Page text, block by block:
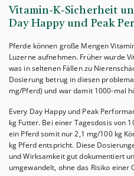
Vitamin-K-Sicherheit
Day Happy und Peak
Pferde können große Mengen
Luzerne aufnehmen. Früher wurde
was in seltenen Fällen zu
Dosierung betrug in diesen
mg/Pferd) und war damit 1000-mal
Every Day Happy und Peak
kg Futter. Bei einer Tagesdosis von
ein Pferd somit nur 2,1 mg/100 kg
kg Pferd entspricht. Diese
und Wirksamkeit gut dokumentiert
umgewandelt, ohne das Risiko einer